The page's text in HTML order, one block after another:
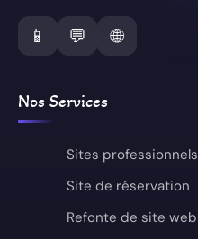
📱 💬 🌐
Nos Services
Sites professionnels
Site de réservation
Refonte de site web